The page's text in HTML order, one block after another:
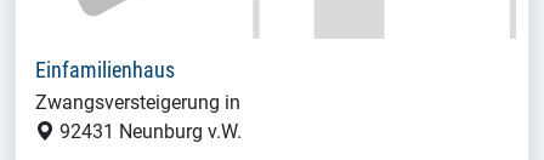
Einfamilienhaus
Zwangsversteigerung in
92431 Neunburg v.W.